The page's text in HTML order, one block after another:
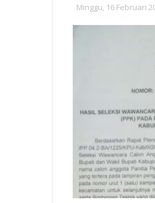
Minggu, 16 Februari